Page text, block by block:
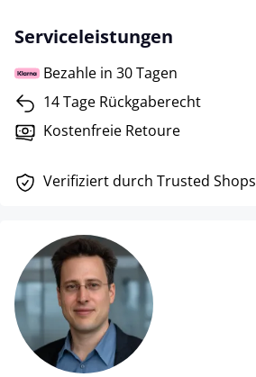
Serviceleistungen
Bezahle in 30 Tagen
14 Tage Rückgaberecht
Kostenfreie Retoure
Verifiziert durch Trusted Shops